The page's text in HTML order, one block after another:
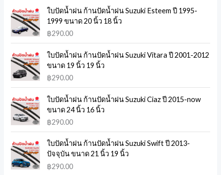
ใบปัดน้ำฝน ก้านปัดน้ำฝน Suzuki Esteem ปี 1995-
1999 ขนาด 20 นิ้ว 18 นิ้ว
฿290.00
ใบปัดน้ำฝน ก้านปัดน้ำฝน Suzuki Vitara ปี 2001-2012
ขนาด 19 นิ้ว 19 นิ้ว
฿290.00
ใบปัดน้ำฝน ก้านปัดน้ำฝน Suzuki Ciaz ปี 2015-now
ขนาด 24 นิ้ว 16 นิ้ว
฿290.00
ใบปัดน้ำฝน ก้านปัดน้ำฝน Suzuki Swift ปี 2013-
ปัจจุบัน ขนาด 21 นิ้ว 19 นิ้ว
฿290.00
c
t
c
t
u
c
s
u
c
s
u
c
s
u
c
s
u
c
s
u
c
s
u
c
s
u
c
s